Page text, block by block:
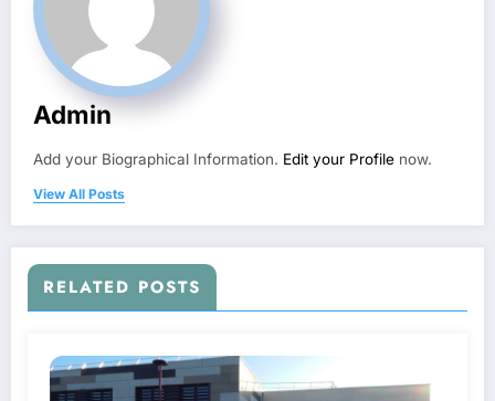
Admin
Add your Biographical Information. Edit your Profile now.
View All Posts
RELATED POSTS